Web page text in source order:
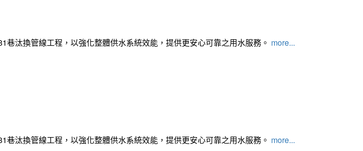
汰換管線工程，以強化整體供水系統效能，提供更安心可靠之用水服務。 more...
汰換管線工程，以強化整體供水系統效能，提供更安心可靠之用水服務。 more...